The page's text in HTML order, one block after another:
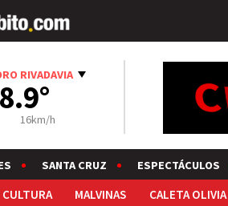
RIVADAVIA
8.9°
16km/h
SANTA CRUZ ESPECTÁCULOS
CULTURA MALVINAS CALETA OLIVIA